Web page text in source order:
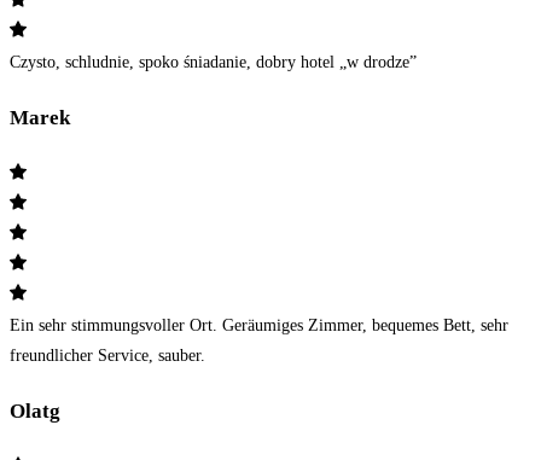
Czysto, schludnie, spoko śniadanie, dobry hotel „w drodze”
Marek
Ein sehr stimmungsvoller Ort. Geräumiges Zimmer, bequemes Bett, sehr
freundlicher Service, sauber.
Olatg